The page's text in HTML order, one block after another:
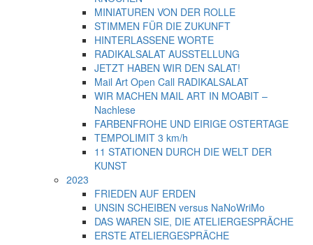
MINIATUREN VON DER ROLLE
STIMMEN FÜR DIE ZUKUNFT
HINTERLASSENE WORTE
RADIKALSALAT AUSSTELLUNG
JETZT HABEN WIR DEN SALAT!
Mail Art Open Call RADIKALSALAT
WIR MACHEN MAIL ART IN MOABIT –
Nachlese
FARBENFROHE UND EIRIGE OSTERTAGE
TEMPOLIMIT 3 km/h
11 STATIONEN DURCH DIE WELT DER
KUNST
2023
FRIEDEN AUF ERDEN
UNSIN SCHEIBEN versus NaNoWriMo
DAS WAREN SIE, DIE ATELIERGESPRÄCHE
ERSTE ATELIERGESPRÄCHE